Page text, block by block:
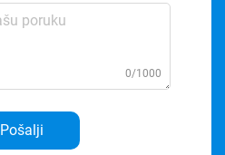
0/1000
Pošalji